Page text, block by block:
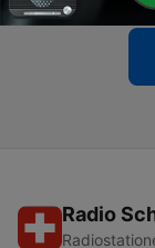
Radio